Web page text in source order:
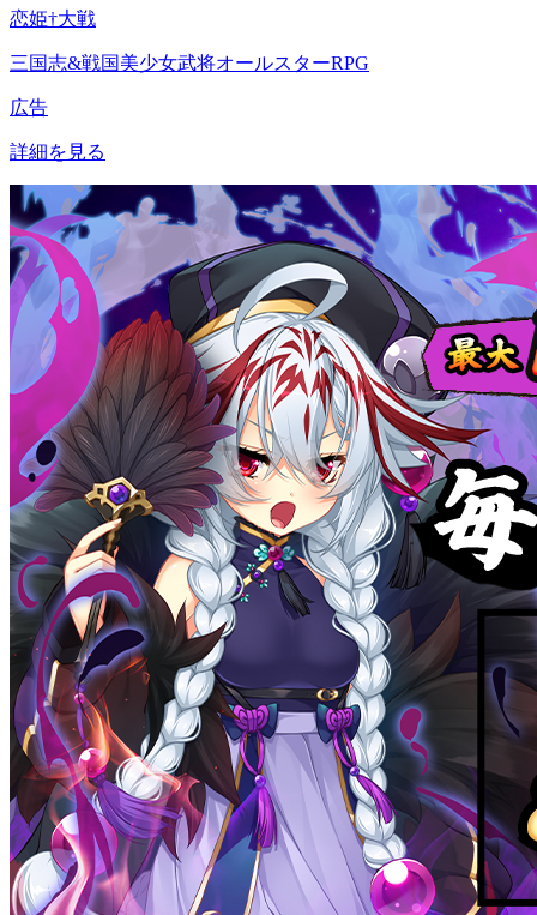
恋姫†大戦
三国志&戦国美少女武将オールスターRPG
広告
詳細を見る